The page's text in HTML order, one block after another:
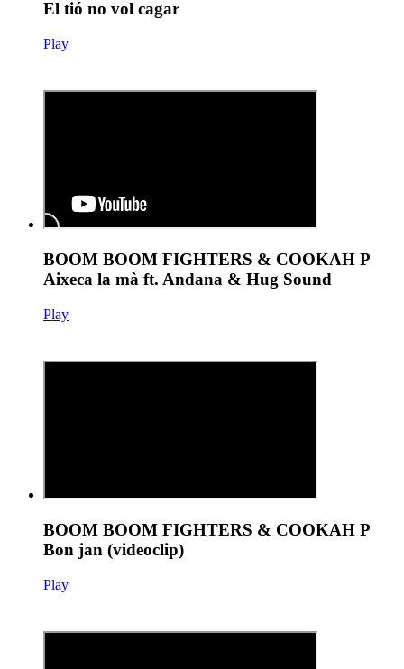
El tió no vol cagar
Play
BOOM BOOM FIGHTERS & COOKAH P
Aixeca la mà ft. Andana & Hug Sound
Play
BOOM BOOM FIGHTERS & COOKAH P
Bon jan (videoclip)
Play